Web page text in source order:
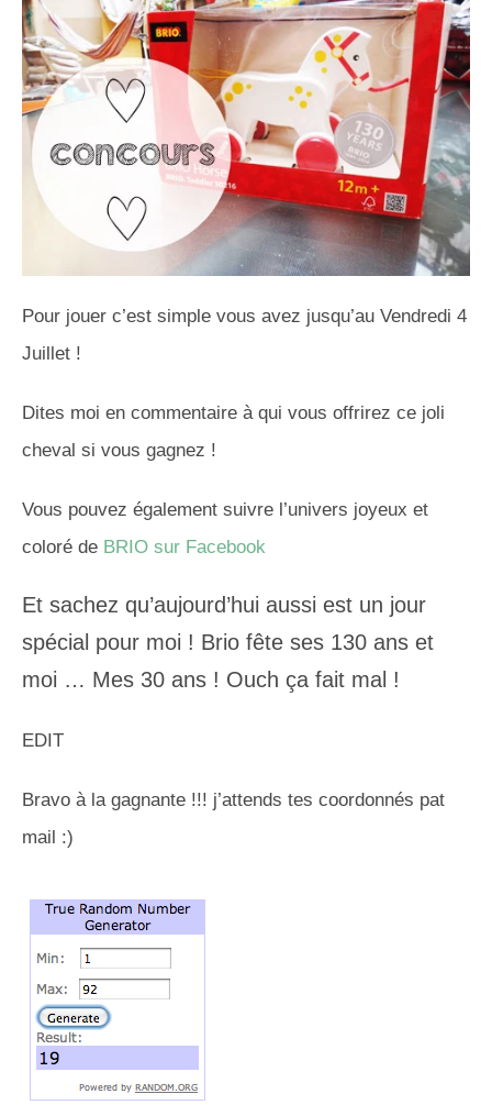
Pour jouer c’est simple vous avez jusqu’au Vendredi 4
Juillet !
Dites moi en commentaire à qui vous offrirez ce joli
cheval si vous gagnez !
Vous pouvez également suivre l’univers joyeux et
coloré de BRIO sur Facebook
Et sachez qu’aujourd’hui aussi est un jour
spécial pour moi ! Brio fête ses 130 ans et
moi … Mes 30 ans ! Ouch ça fait mal !
EDIT
Bravo à la gagnante !!! j’attends tes coordonnés pat
mail :)